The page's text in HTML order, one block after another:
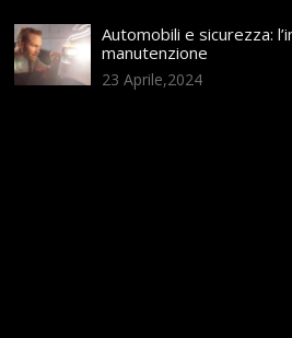
Automobili e sicurezza:
manutenzione
23 Aprile,2024